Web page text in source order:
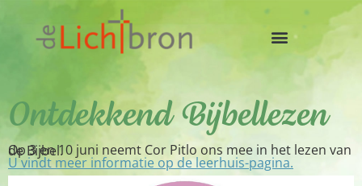
Ontdekkend Bijbellezen
Op 3 en 10 juni neemt Cor Pitlo ons mee in het lezen van de Bijbel.
U vindt meer informatie op de leerhuis-pagina.